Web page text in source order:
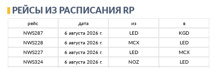
РЕЙСЫ ИЗ РАСПИСАНИЯ RP
рейс дата из
в
NWS287
6 августа 2026 г. LED
KGD
NWS228
6 августа 2026 г. MCX
LED
NWS227
6 августа 2026 г. LED
MCX
NWS324
6 августа 2026 г. NOZ
LED